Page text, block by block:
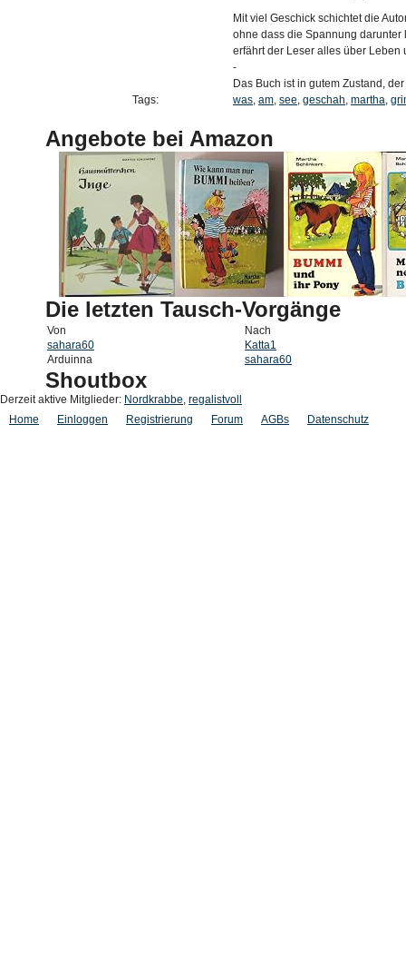
Mit viel Geschick schichtet die
ohne dass die Spannung darunter
erfährt der Leser alles über
-
Das Buch ist in gutem Zustand,
Tags:
was, am, see, geschah, martha,
Angebote bei Amazon
Die letzten Tausch-Vorgänge
Von
Nach
sahara60
Katta1
Arduinna
sahara60
Shoutbox
Derzeit aktive Mitglieder: Nordkrabbe, regalistvoll
Home
Einloggen Registrierung Forum AGBs Datenschutz